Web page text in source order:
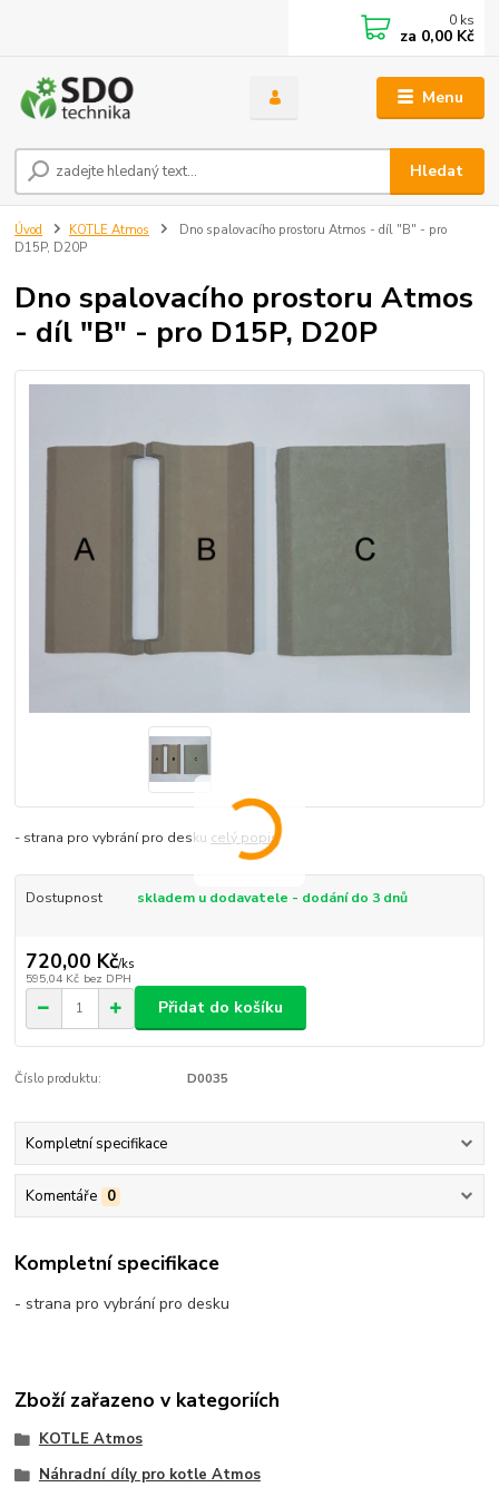
Menu
Hledat
0 ks
za 0,00 Kč
Úvod KOTLE Atmos
Dno spalovacího prostoru Atmos - díl "B" - pro
D15P, D20P
Dno spalovacího prostoru Atmos
- díl "B" - pro D15P, D20P
- strana pro vybrání pro desku celý popis
Dostupnost skladem u dodavatele - dodání do 3 dnů
720,00 Kč/ks
595,04 Kč bez DPH
Přidat do košíku
Číslo produktu: D0035
Kompletní specifikace
Komentáře 0
Kompletní specifikace
- strana pro vybrání pro desku
Zboží zařazeno v kategoriích
KOTLE Atmos
Náhradní díly pro kotle Atmos